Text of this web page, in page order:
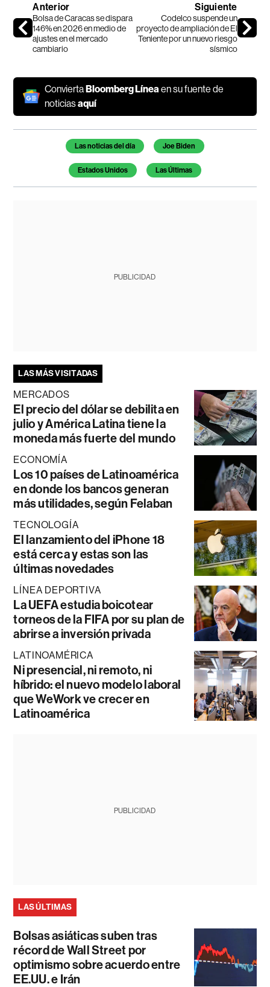
Anterior
Bolsa de Caracas se dispara
146% en 2026 en medio de
ajustes en el mercado
cambiario
Siguiente
Codelco suspende un
proyecto de ampliación de El
Teniente por un nuevo riesgo
sísmico
ConviertaBloomberg Línea en su fuente de
noticiasaquí
Temas de este artículo
Las noticias del día Joe Biden
Estados Unidos Las Últimas
PUBLICIDAD
LAS MÁS VISITADAS
MERCADOS
El precio del dólar se debilita en
julio y América Latina tiene la
moneda más fuerte del mundo
ECONOMÍA
Los 10 países de Latinoamérica
en donde los bancos generan
más utilidades, según Felaban
TECNOLOGÍA
El lanzamiento del iPhone 18
está cerca y estas son las
últimas novedades
LÍNEA DEPORTIVA
La UEFA estudia boicotear
torneos de la FIFA por su plan de
abrirse a inversión privada
LATINOAMÉRICA
Ni presencial, ni remoto, ni
híbrido: el nuevo modelo laboral
que WeWork ve crecer en
Latinoamérica
PUBLICIDAD
LAS ÚLTIMAS
Bolsas asiáticas suben tras
récord de Wall Street por
optimismo sobre acuerdo entre
EE.UU. e Irán